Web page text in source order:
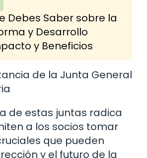
Debes Saber sobre la
y Desarrollo
y Beneficios
de la Junta General
de estas juntas radica
a los socios tomar
que pueden
y el futuro de la